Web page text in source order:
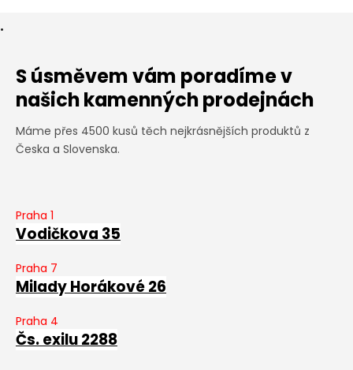
.
S úsměvem vám poradíme v
našich kamenných prodejnách
Máme přes 4500 kusů těch nejkrásnějších produktů z
Česka a Slovenska.
Praha 1
Vodičkova 35
Praha 7
Milady Horákové 26
Praha 4
Čs. exilu 2288